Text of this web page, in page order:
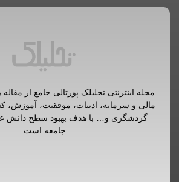
مجله اینترنتی تحلیلک پورتالی جامع از
مالی و سرمایه، ادبیات، موفقیت،
گردشگری و… با هدف بهبود سطح
جامعه است.